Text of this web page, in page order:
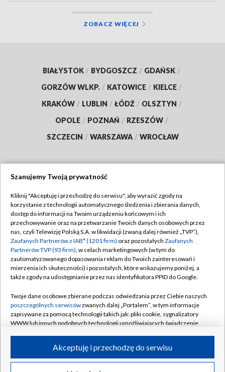
ZOBACZ WIĘCEJ
BIAŁYSTOK / BYDGOSZCZ / GDAŃSK /
GORZÓW WLKP. / KATOWICE / KIELCE /
KRAKÓW / LUBLIN / ŁÓDŹ / OLSZTYN /
OPOLE / POZNAŃ / RZESZÓW /
SZCZECIN / WARSZAWA / WROCŁAW
TVP
Abonament TVP
Emisja w TVP
Centrum informacji TVP
Naziemna Telewizja Cyfrowa
Rada Programowa
System NOS
Informacje o nadawcy
Program dla prasy
Regulamin TVP
Polityka prywatności
Moje zgody
Pomoc
Kontakt
Kanały
©2026 Telewizja Polska S.A. w likwidacji
Szanujemy Twoją prywatność
Kliknij "Akceptuję i przechodzę do serwisu", aby wyrazić zgody na
korzystanie z technologii automatycznego śledzenia i zbierania danych,
dostęp do informacji na Twoim urządzeniu końcowym i ich
przechowywanie oraz na przetwarzanie Twoich danych osobowych przez
nas, czyli Telewizję Polską S.A. w likwidacji (zwaną dalej również „TVP”),
Zaufanych Partnerów z IAB* (1201 firm) oraz pozostałych Zaufanych
Partnerów TVP (93 firm), w celach marketingowych (w tym do
zautomatyzowanego dopasowania reklam do Twoich zainteresowań i
mierzenia ich skuteczności) i pozostałych, które wskazujemy poniżej, a
także zgody na udostępnianie przez nas identyfikatora PPID do Google.
Twoje dane osobowe zbierane podczas odwiedzania przez Ciebie naszych
poszczególnych serwisówzwanych dalej „Portalem”, w tym informacje
zapisywane za pomocą technologii takich jak: pliki cookie, sygnalizatory
WWW lub innych podobnych technologii umożliwiających świadczenie
ruchu w Internecie.
Twoje dane osobowe zbierane podczas odwiedzania przez Ciebie
Akceptuję i przechodzę do serwisu